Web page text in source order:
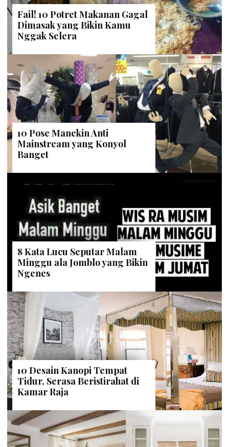
Fail! 10 Potret Makanan Gagal
Dimasak yang Bikin Kamu
Nggak Selera
10 Pose Manekin Anti
Mainstream yang Konyol
Banget
8 Kata Lucu Seputar Malam
Minggu ala Jomblo yang Bikin
Ngenes
10 Desain Kanopi Tempat
Tidur, Serasa Beristirahat di
Kamar Raja